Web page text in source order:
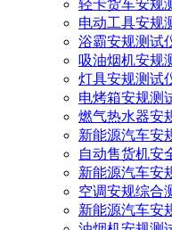
轻卡货车安规
电动工具安规
浴霸安规测试
吸油烟机安规
灯具安规测试
电烤箱安规测
燃气热水器安
新能源汽车安
自动售货机安
新能源汽车安
空调安规综合
新能源汽车安